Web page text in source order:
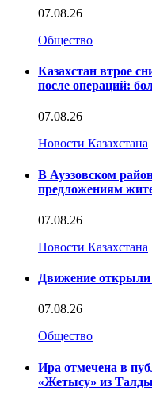
07.08.26
Общество
Казахстан втрое
после операций:
07.08.26
Новости Казахстана
В Ауэзовском
предложениям
07.08.26
Новости Казахстана
Движение открыли
07.08.26
Общество
Ира отмечена в
«Жетысу» из